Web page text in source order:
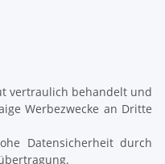
vertraulich behandelt und
Werbezwecke an Dritte
Datensicherheit durch